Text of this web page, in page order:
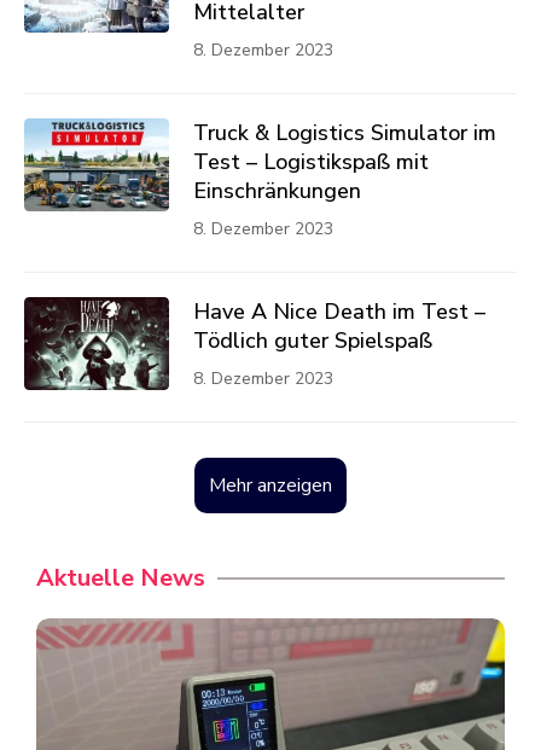
Mittelalter
8. Dezember 2023
Truck & Logistics Simulator im
Test – Logistikspaß mit
Einschränkungen
8. Dezember 2023
Have A Nice Death im Test –
Tödlich guter Spielspaß
8. Dezember 2023
Mehr anzeigen
Aktuelle News